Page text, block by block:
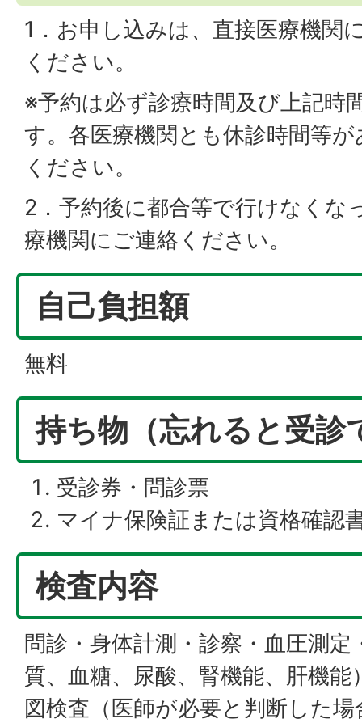
1．お申し込みは、直接医療機関
ください。
※予約は必ず診療時間及び上記時
す。各医療機関とも休診時間等
ください。
2．予約後に都合等で行けなくな
療機関にご連絡ください。
自己負担額
無料
持ち物（忘れると受診
受診券・問診票
マイナ保険証または資格確認
検査内容
問診・身体計測・診察・血圧測定
質、血糖、尿酸、腎機能、肝機能
図検査（医師が必要と判断した